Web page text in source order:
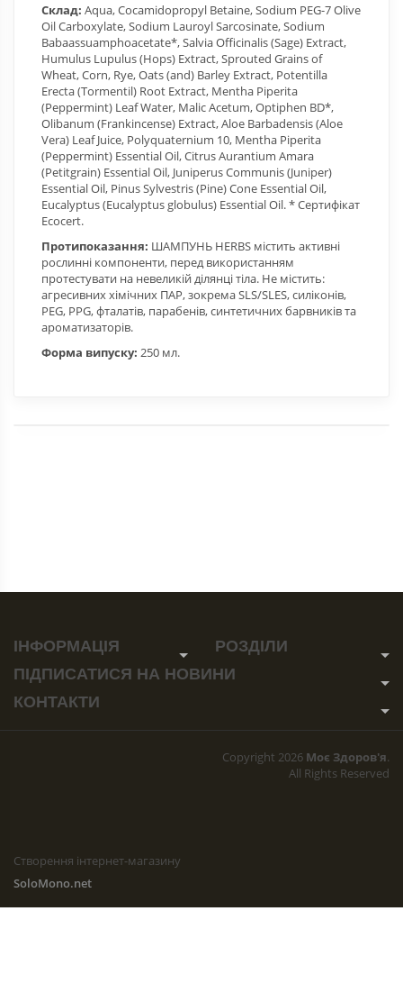
Склад: Aqua, Cocamidopropyl Betaine, Sodium PEG-7 Olive
Oil Carboxylate, Sodium Lauroyl Sarcosinate, Sodium
Babaassuamphoacetate*, Salvia Officinalis (Sage) Extract,
Humulus Lupulus (Hops) Extract, Sprouted Grains of
Wheat, Corn, Rye, Oats (and) Barley Extract, Potentilla
Erecta (Tormentil) Root Extract, Mentha Piperita
(Peppermint) Leaf Water, Мalic Acetum, Optiphen BD*,
Olibanum (Frankincense) Extract, Aloe Barbadensis (Aloe
Vera) Leaf Juice, Polyquaternium 10, Mentha Piperita
(Peppermint) Essential Oil, Citrus Aurantium Amara
(Petitgrain) Essential Oil, Juniperus Communis (Juniper)
Essential Oil, Pinus Sylvestris (Pine) Cone Essential Oil,
Eucalyptus (Eucalyptus globulus) Essential Oil. * Сертифікат
Ecocert.
Протипоказання: ШАМПУНЬ HERBS містить активні
рослинні компоненти, перед використанням
протестувати на невеликій ділянці тіла. Не містить:
агресивних хімічних ПАР, зокрема SLS/SLES, силіконів,
PEG, PPG, фталатів, парабенів, синтетичних барвників та
ароматизаторів.
Форма випуску: 250 мл.
ІНФОРМАЦІЯ
РОЗДІЛИ
ПІДПИСАТИСЯ НА НОВИНИ
КОНТАКТИ
Copyright 2026 Моє Здоров'я.
All Rights Reserved
Створення інтернет-магазину
SoloMono.net